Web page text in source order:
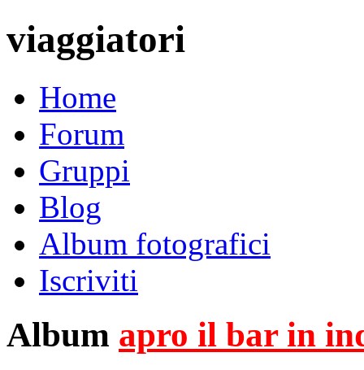
viaggiatori
Home
Forum
Gruppi
Blog
Album fotografici
Iscriviti
Album apro il bar in